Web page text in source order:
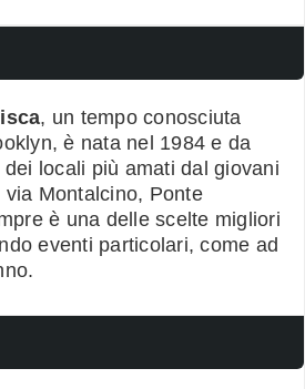
, un tempo conosciuta
è nata nel 1984 e da
locali più amati dal giovani
Montalcino, Ponte
è una delle scelte migliori
eventi particolari, come ad